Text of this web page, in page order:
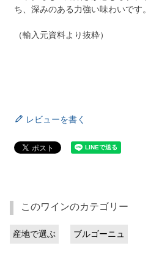
ち、深みのある力強い味わいです。
（輸入元資料より抜粋）
レビューを書く
このワインのカテゴリー
産地で選ぶ ブルゴーニュ